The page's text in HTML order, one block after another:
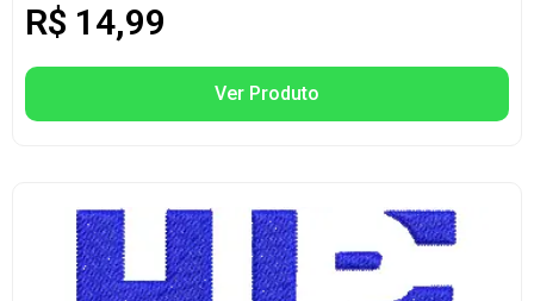
R$ 14,99
Ver Produto